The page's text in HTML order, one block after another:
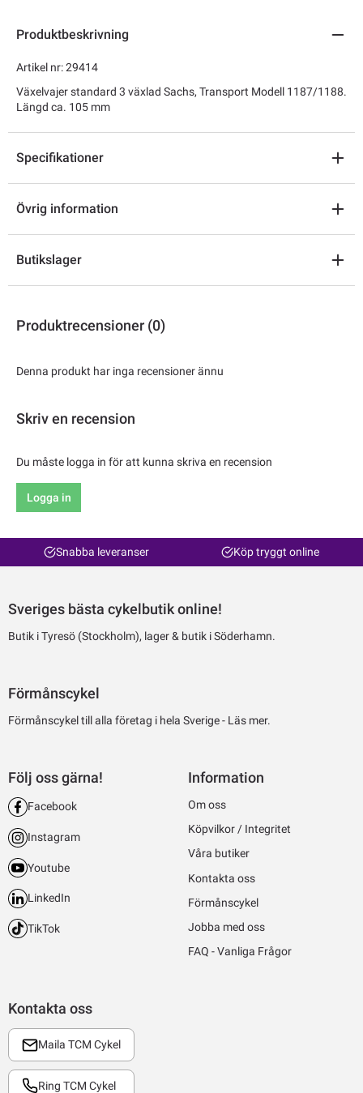
Produktbeskrivning
Artikel nr: 29414
Växelvajer standard 3 växlad Sachs, Transport Modell 1187/1188.
Längd ca. 105 mm
Specifikationer
Övrig information
Butikslager
Produktrecensioner (0)
Denna produkt har inga recensioner ännu
Skriv en recension
Du måste logga in för att kunna skriva en recension
Logga in
Snabba leveranser Köp tryggt online
Sveriges bästa cykelbutik online!
Butik i Tyresö (Stockholm), lager & butik i Söderhamn.
Förmånscykel
Förmånscykel till alla företag i hela Sverige - Läs mer.
Kontakta oss
Maila TCM Cykel
Ring TCM Cykel
Följ oss gärna!
Facebook
Instagram
Youtube
LinkedIn
TikTok
Information
Om oss
Köpvilkor / Integritet
Våra butiker
Kontakta oss
Förmånscykel
Jobba med oss
FAQ - Vanliga Frågor